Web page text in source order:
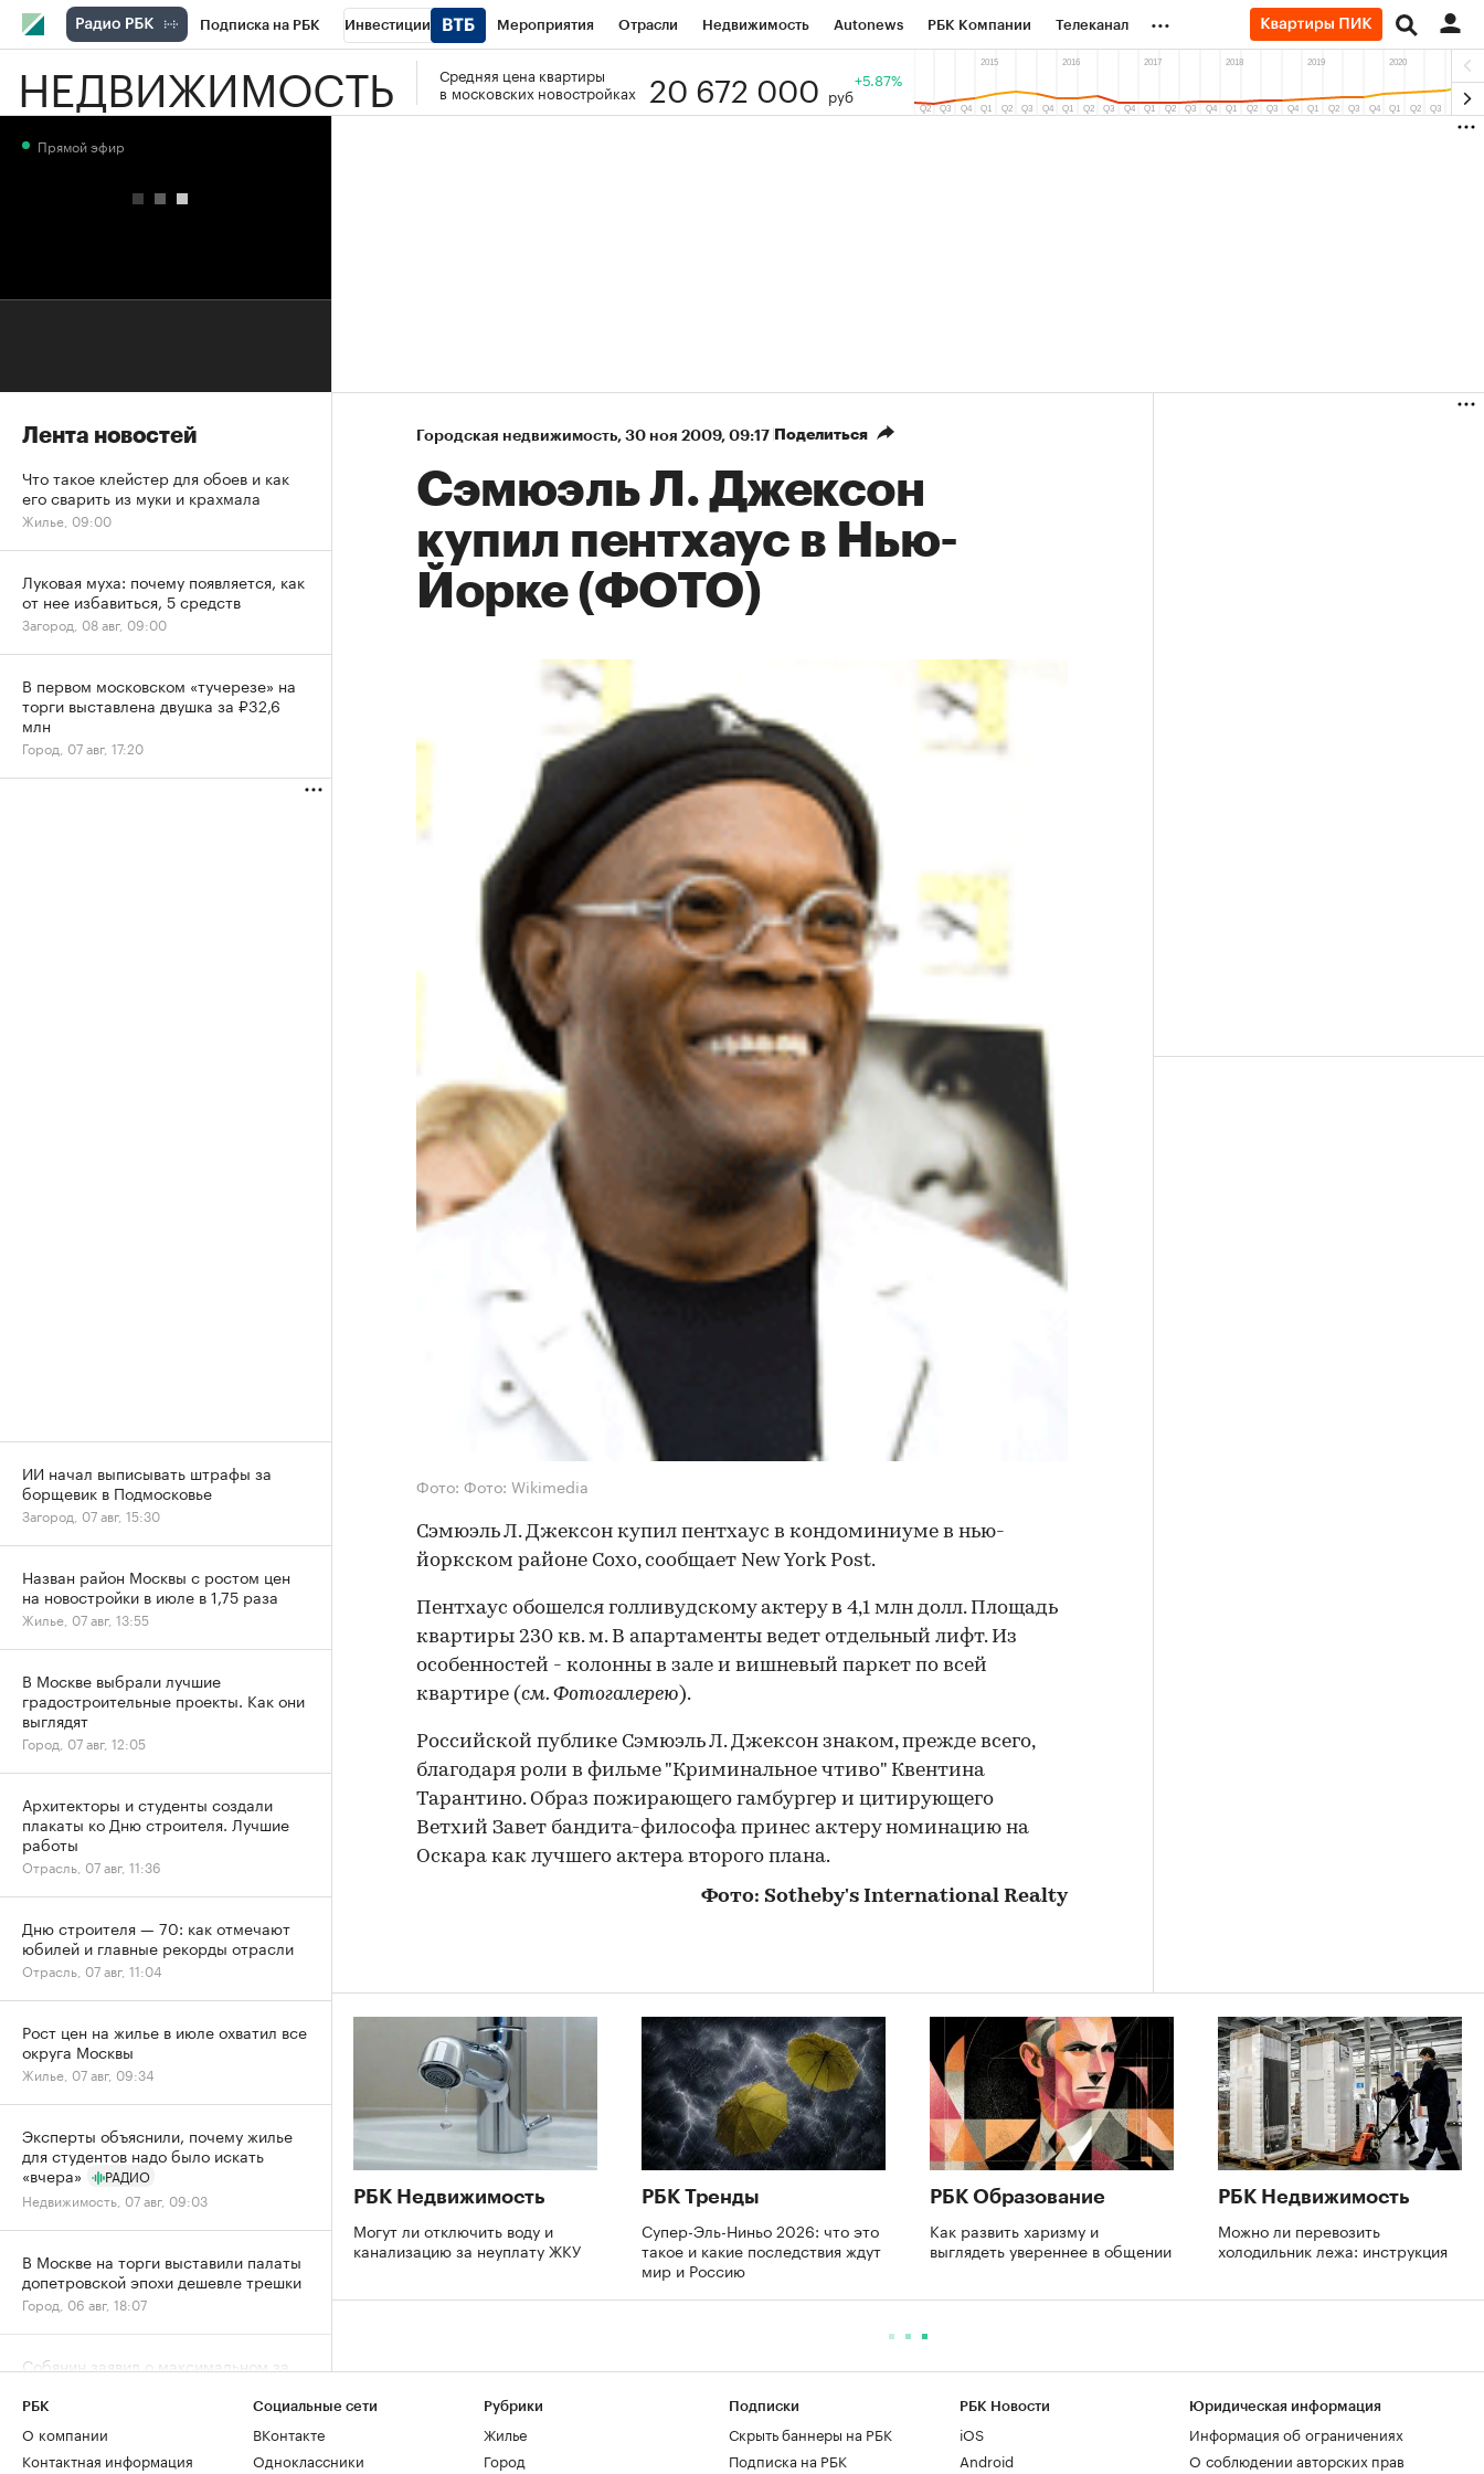
Подписка на РБК Инвестиции Мероприятия Отрасли Недвижимость Autonews РБК Компании Телеканал
РБК Вино Спорт Школа управления РБК РБК Образование Тренды
...
НЕДВИЖИМОСТЬ
Средняя цена квартиры
в московских новостройках
20 672 000 руб
+5.87%
Городская недвижимость⁠, 30 ноя 2009, 09:17 Поделиться
Сэмюэль Л. Джексон
купил пентхаус в Нью-
Йорке (ФОТО)
Фото: Фото: Wikimedia
Сэмюэль Л. Джексон купил пентхаус в кондоминиуме в нью-
йоркском районе Сохо, сообщает New York Post.
Пентхаус обошелся голливудскому актеру в 4,1 млн долл. Площадь
квартиры 230 кв. м. В апартаменты ведет отдельный лифт. Из
особенностей - колонны в зале и вишневый паркет по всей
квартире (см. Фотогалерею).
Российской публике Сэмюэль Л. Джексон знаком, прежде всего,
благодаря роли в фильме "Криминальное чтиво" Квентина
Тарантино. Образ пожирающего гамбургер и цитирующего
Ветхий Завет бандита-философа принес актеру номинацию на
Оскара как лучшего актера второго плана.
Фото: Sotheby's International Realty
РБК Недвижимость
Могут ли отключить воду и
канализацию за неуплату ЖКУ
РБК Тренды
Супер-Эль-Ниньо 2026: что это
такое и какие последствия ждут
мир и Россию
РБК Образование
Как развить харизму и
выглядеть увереннее в общении
РБК Недвижимость
Можно ли перевозить
холодильник лежа: инструкция
Прямой эфир
Лента новостей
Что такое клейстер для обоев и как
его сварить из муки и крахмала
Жилье, 09:00
Луковая муха: почему появляется, как
от нее избавиться, 5 средств
Загород, 08 авг, 09:00
В первом московском «тучерезе» на
торги выставлена двушка за ₽32,6
млн
Город, 07 авг, 17:20
ИИ начал выписывать штрафы за
борщевик в Подмосковье
Загород, 07 авг, 15:30
Назван район Москвы с ростом цен
на новостройки в июле в 1,75 раза
Жилье, 07 авг, 13:55
В Москве выбрали лучшие
градостроительные проекты. Как они
выглядят
Город, 07 авг, 12:05
Архитекторы и студенты создали
плакаты ко Дню строителя. Лучшие
работы
Отрасль, 07 авг, 11:36
Дню строителя — 70: как отмечают
юбилей и главные рекорды отрасли
Отрасль, 07 авг, 11:04
Рост цен на жилье в июле охватил все
округа Москвы
Жилье, 07 авг, 09:34
Эксперты объяснили, почему жилье
для студентов надо было искать
«вчера»
РАДИО
Недвижимость, 07 авг, 09:03
В Москве на торги выставили палаты
допетровской эпохи дешевле трешки
Город, 06 авг, 18:07
Собянин заявил о максимальном за
Город, 06 авг, 15:52
Спрос на новостройки Москвы и
РБК
О компании
Контактная информация
Социальные сети
ВКонтакте
Одноклассники
Рубрики
Жилье
Город
Подписки
Скрыть баннеры на РБК
Подписка на РБК
РБК Новости
iOS
Android
Юридическая информация
Информация об ограничениях
О соблюдении авторских прав